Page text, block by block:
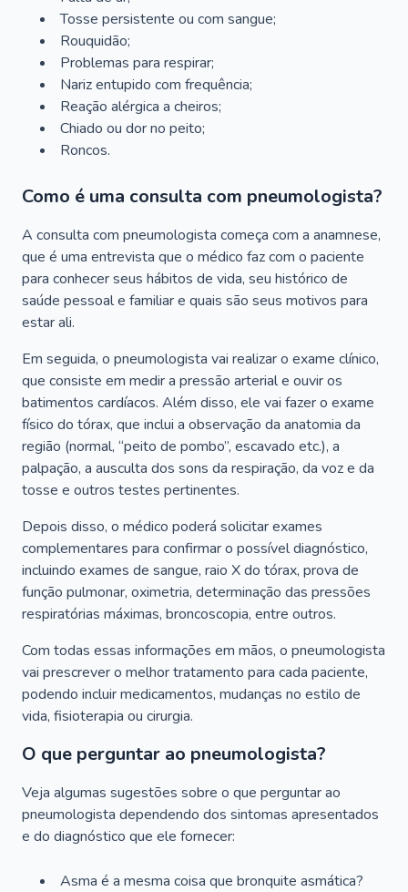
Tosse persistente ou com sangue;
Rouquidão;
Problemas para respirar;
Nariz entupido com frequência;
Reação alérgica a cheiros;
Chiado ou dor no peito;
Roncos.
Como é uma consulta com pneumologista?
A consulta com pneumologista começa com a anamnese,
que é uma entrevista que o médico faz com o paciente
para conhecer seus hábitos de vida, seu histórico de
saúde pessoal e familiar e quais são seus motivos para
estar ali.
Em seguida, o pneumologista vai realizar o exame clínico,
que consiste em medir a pressão arterial e ouvir os
batimentos cardíacos. Além disso, ele vai fazer o exame
físico do tórax, que inclui a observação da anatomia da
região (normal, “peito de pombo”, escavado etc.), a
palpação, a ausculta dos sons da respiração, da voz e da
tosse e outros testes pertinentes.
Depois disso, o médico poderá solicitar exames
complementares para confirmar o possível diagnóstico,
incluindo exames de sangue, raio X do tórax, prova de
função pulmonar, oximetria, determinação das pressões
respiratórias máximas, broncoscopia, entre outros.
Com todas essas informações em mãos, o pneumologista
vai prescrever o melhor tratamento para cada paciente,
podendo incluir medicamentos, mudanças no estilo de
vida, fisioterapia ou cirurgia.
O que perguntar ao pneumologista?
Veja algumas sugestões sobre o que perguntar ao
pneumologista dependendo dos sintomas apresentados
e do diagnóstico que ele fornecer:
Asma é a mesma coisa que bronquite asmática?